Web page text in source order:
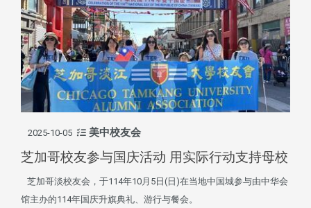
2025-10-05 美中校友会
芝加哥校友参与国庆活动 用实际行动支持母校
芝加哥淡校友会，于114年10月5日(日)在当地中国城参与由中华会
馆主办的114年国庆升旗典礼、游行与餐会。